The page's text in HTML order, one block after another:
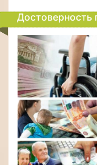
Достоверность